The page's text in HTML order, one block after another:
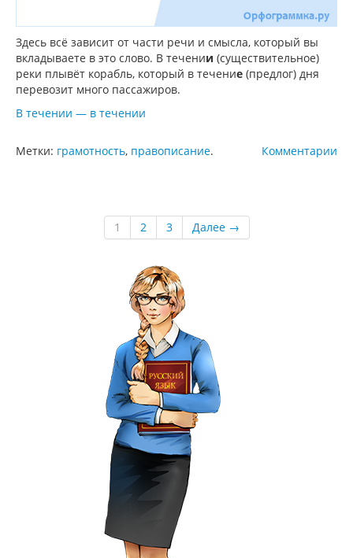
Здесь всё зависит от части речи и смысла, который вы
вкладываете в это слово. В течении (существительное)
реки плывёт корабль, который в течение (предлог) дня
перевозит много пассажиров.
В течении — в течении
Комментарии
Метки: грамотность, правописание.
1 2 3 Далее →